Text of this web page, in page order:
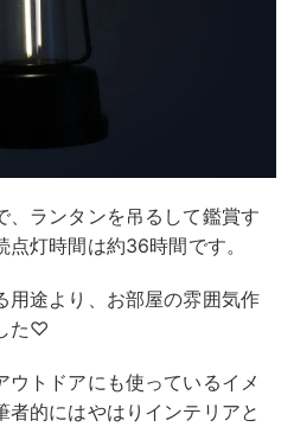
、ランタンを吊るして鑑賞す
灯時間は約36時間です。
用途より、お部屋の雰囲気作
た♡
トドアにも使っているイメ
者的にはやはりインテリアと